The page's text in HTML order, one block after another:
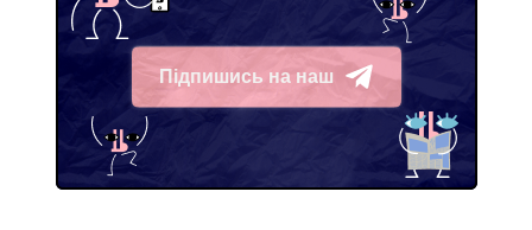
Підпишись на наш
Telegram